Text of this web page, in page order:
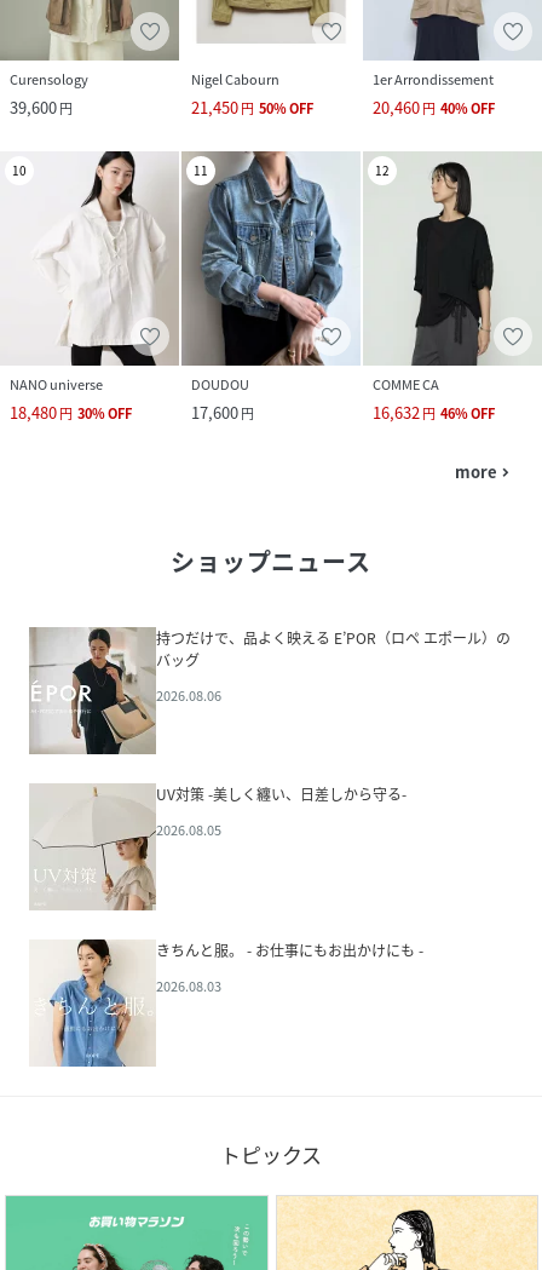
Curensology
39,600円
Nigel Cabourn
21,450円 50%OFF
1er Arrondissement
20,460円 40%OFF
10
NANO universe
18,480円 30%OFF
11
DOUDOU
17,600円
12
COMME CA
16,632円 46%OFF
more navigate_next
ショップニュース
持つだけで、品よく映える E’POR（ロペ エポール）の
バッグ
2026.08.06
UV対策 -美しく纏い、日差しから守る-
2026.08.05
きちんと服。 - お仕事にもお出かけにも -
2026.08.03
トピックス